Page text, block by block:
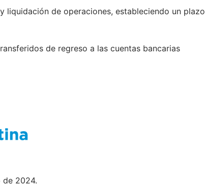
liquidación de operaciones, estableciendo un plazo
de regreso a las cuentas bancarias
de 2024.